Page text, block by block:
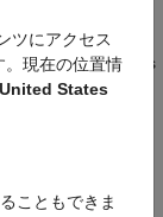
hierarchy changes
ツにアクセス
。現在の位置情
United States
こともできま